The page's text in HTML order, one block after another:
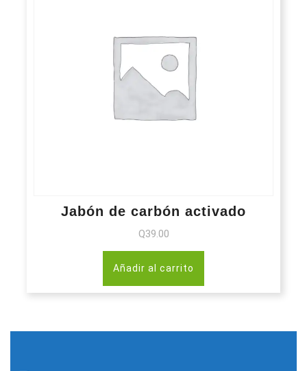
Jabón de carbón activado
Q39.00
Añadir al carrito